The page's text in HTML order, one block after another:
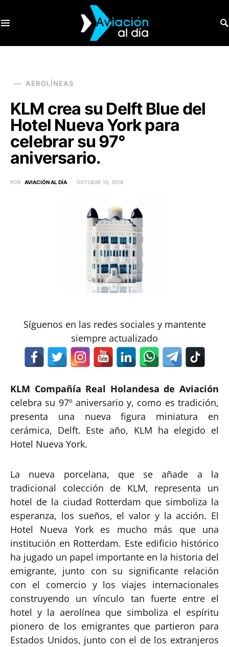
AEROLÍNEAS
KLM crea su Delft Blue del
Hotel Nueva York para
celebrar su 97°
aniversario.
POR AVIACIÓN AL DÍA OCTUBRE 10, 2016
Síguenos en las redes sociales y mantente
siempre actualizado
KLM Compañía Real Holandesa de Aviación
celebra su 97º aniversario y, como es tradición,
presenta una nueva figura miniatura en
cerámica, Delft. Este año, KLM ha elegido el
Hotel Nueva York.
La nueva porcelana, que se añade a la
tradicional colección de KLM, representa un
hotel de la ciudad Rotterdam que simboliza la
esperanza, los sueños, el valor y la acción. El
Hotel Nueva York es mucho más que una
institución en Rotterdam. Este edificio histórico
ha jugado un papel importante en la historia del
emigrante, junto con su significante relación
con el comercio y los viajes internacionales
construyendo un vínculo tan fuerte entre el
hotel y la aerolínea que simboliza el espíritu
pionero de los emigrantes que partieron para
Estados Unidos, junto con el de los extranjeros